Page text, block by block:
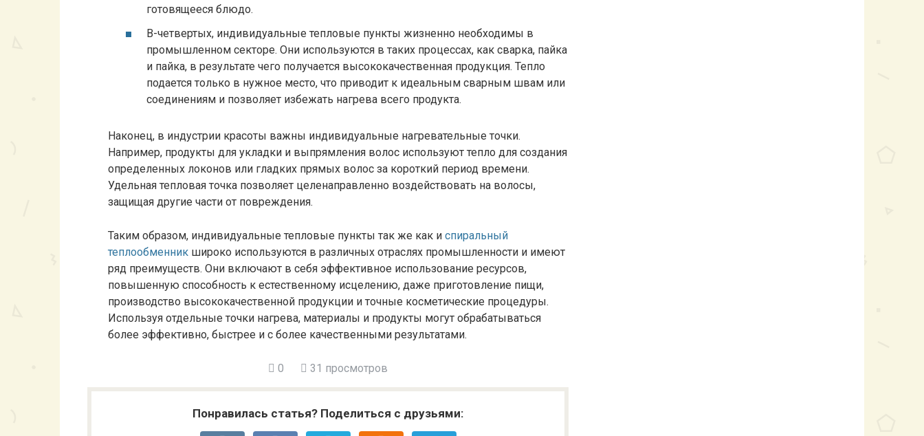
готовящееся блюдо.
В-четвертых, индивидуальные тепловые пункты жизненно необходимы в
промышленном секторе. Они используются в таких процессах, как сварка, пайка
и пайка, в результате чего получается высококачественная продукция. Тепло
подается только в нужное место, что приводит к идеальным сварным швам или
соединениям и позволяет избежать нагрева всего продукта.
Наконец, в индустрии красоты важны индивидуальные нагревательные точки.
Например, продукты для укладки и выпрямления волос используют тепло для создания
определенных локонов или гладких прямых волос за короткий период времени.
Удельная тепловая точка позволяет целенаправленно воздействовать на волосы,
защищая другие части от повреждения.
Таким образом, индивидуальные тепловые пункты так же как и спиральный
теплообменник широко используются в различных отраслях промышленности и имеют
ряд преимуществ. Они включают в себя эффективное использование ресурсов,
повышенную способность к естественному исцелению, даже приготовление пищи,
производство высококачественной продукции и точные косметические процедуры.
Используя отдельные точки нагрева, материалы и продукты могут обрабатываться
более эффективно, быстрее и с более качественными результатами.
0 31 просмотров
Понравилась статья? Поделиться с друзьями: